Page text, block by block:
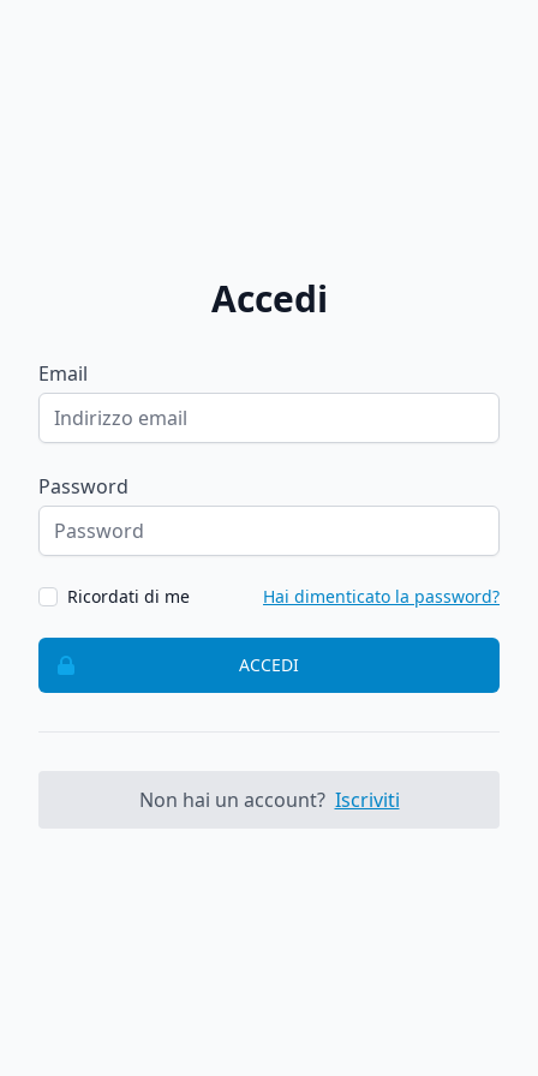
Accedi
Email
Password
Ricordati di me Hai dimenticato la password?
ACCEDI
Non hai un account? Iscriviti